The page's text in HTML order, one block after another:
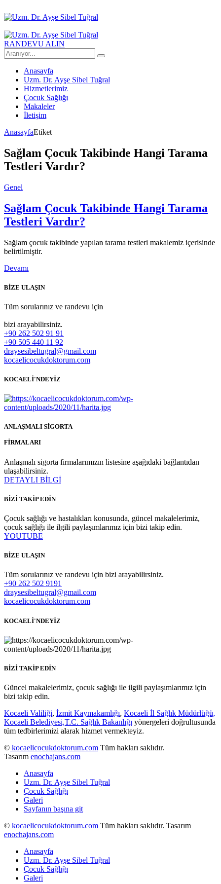
RANDEVU ALIN
Anasayfa
Uzm. Dr. Ayşe Sibel Tuğral
Hizmetlerimiz
Çocuk Sağlığı
Makaleler
İletişim
AnasayfaEtiket
Sağlam Çocuk Takibinde Hangi Tarama
Testleri Vardır?
Genel
Sağlam Çocuk Takibinde Hangi Tarama
Testleri Vardır?
Sağlam çocuk takibinde yapılan tarama testleri makalemiz içerisinde
belirtilmiştir.
Devamı
BİZE ULAŞIN
Tüm sorularınız ve randevu için
bizi arayabilirsiniz.
+90 262 502 91 91
+90 505 440 11 92
draysesibeltugral@gmail.com
kocaelicocukdoktorum.com
KOCAELİ'NDEYİZ
ANLAŞMALI SİGORTA
FİRMALARI
Anlaşmalı sigorta firmalarımızın listesine aşağıdaki bağlantıdan
ulaşabilirsiniz.
DETAYLI BİLGİ
BİZİ TAKİP EDİN
Çocuk sağlığı ve hastalıkları konusunda, güncel makalelerimiz,
çocuk sağlığı ile ilgili paylaşımlarımız için bizi takip edin.
YOUTUBE
BİZE ULAŞIN
Tüm sorularınız ve randevu için bizi arayabilirsiniz.
+90 262 502 9191
draysesibeltugral@gmail.com
kocaelicocukdoktorum.com
KOCAELİ'NDEYİZ
BİZİ TAKİP EDİN
Güncel makalelerimiz, çocuk sağlığı ile ilgili paylaşımlarımız için
bizi takip edin.
Kocaeli Valiliği, İzmit Kaymakamlığı, Kocaeli İl Sağlık Müdürlüğü,
Kocaeli Belediyesi,T.C. Sağlık Bakanlığı yönergeleri doğrultusunda
tüm tedbirlerimizi alarak hizmet vermekteyiz.
© kocaelicocukdoktorum.com Tüm hakları saklıdır.
Tasarım enochajans.com
Anasayfa
Uzm. Dr. Ayşe Sibel Tuğral
Çocuk Sağlığı
Galeri
Sayfanın başına git
© kocaelicocukdoktorum.com Tüm hakları saklıdır. Tasarım
enochajans.com
Anasayfa
Uzm. Dr. Ayşe Sibel Tuğral
Çocuk Sağlığı
Galeri